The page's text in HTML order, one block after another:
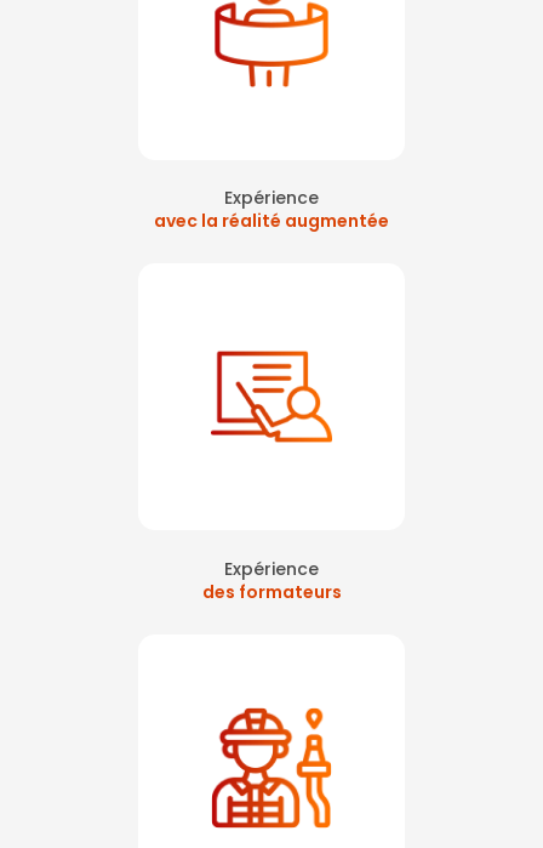
Expérience
avec la réalité augmentée
Expérience
des formateurs